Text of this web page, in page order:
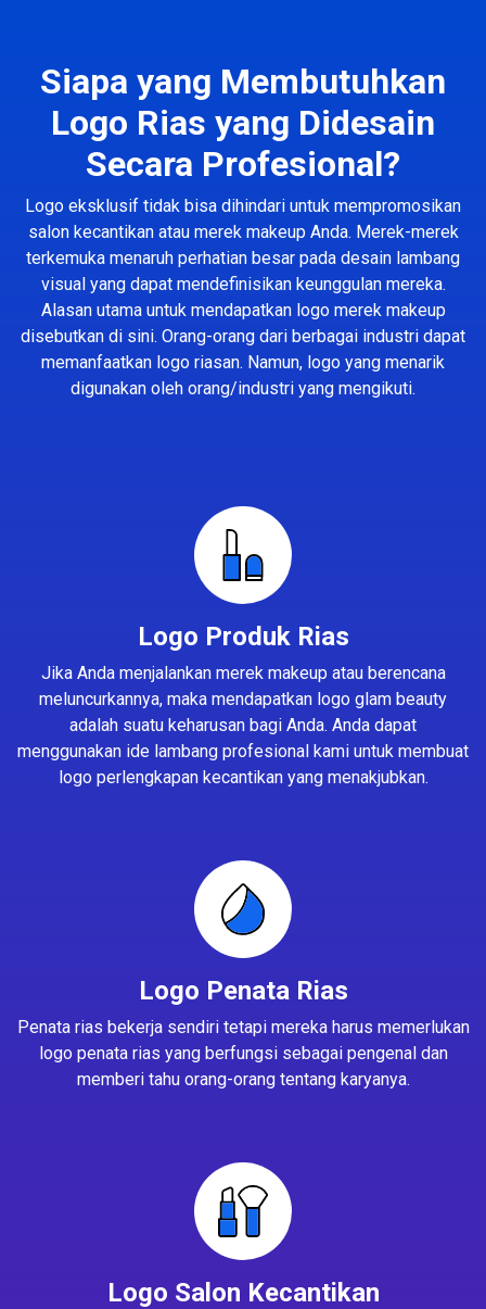
Siapa yang Membutuhkan
Logo Rias yang Didesain
Secara Profesional?
Logo eksklusif tidak bisa dihindari untuk mempromosikan
salon kecantikan atau merek makeup Anda. Merek-merek
terkemuka menaruh perhatian besar pada desain lambang
visual yang dapat mendefinisikan keunggulan mereka.
Alasan utama untuk mendapatkan logo merek makeup
disebutkan di sini. Orang-orang dari berbagai industri dapat
memanfaatkan logo riasan. Namun, logo yang menarik
digunakan oleh orang/industri yang mengikuti.
Logo Produk Rias
Jika Anda menjalankan merek makeup atau berencana
meluncurkannya, maka mendapatkan logo glam beauty
adalah suatu keharusan bagi Anda. Anda dapat
menggunakan ide lambang profesional kami untuk membuat
logo perlengkapan kecantikan yang menakjubkan.
Logo Penata Rias
Penata rias bekerja sendiri tetapi mereka harus memerlukan
logo penata rias yang berfungsi sebagai pengenal dan
memberi tahu orang-orang tentang karyanya.
Logo Salon Kecantikan